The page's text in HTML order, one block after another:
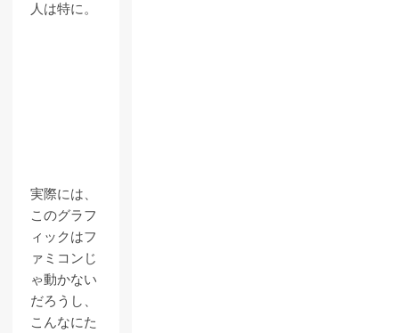
人は特に。
実際には、
このグラフ
ィックはフ
ァミコンじ
ゃ動かない
だろうし、
こんなにた